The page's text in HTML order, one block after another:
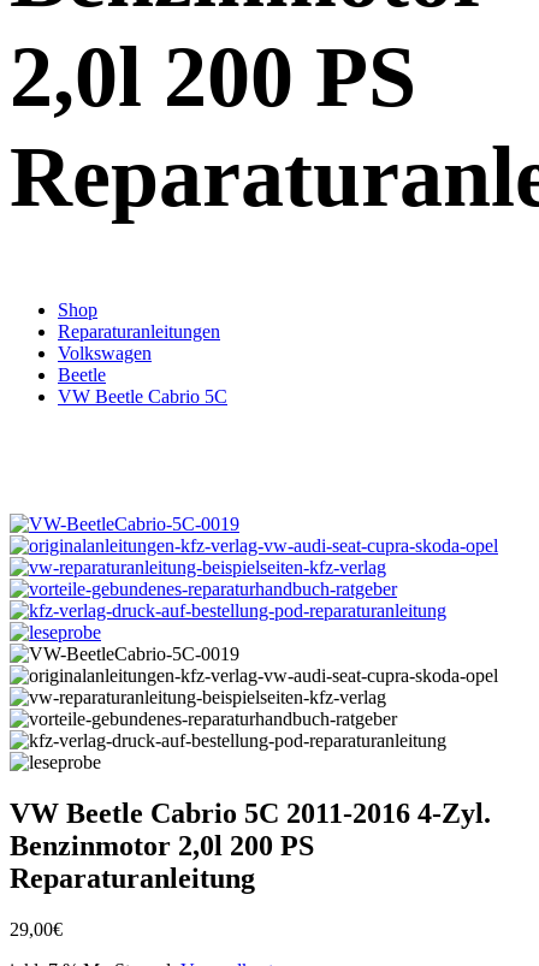
2,0l 200 PS
Shop
Reparaturanleitungen
Volkswagen
Beetle
VW Beetle Cabrio 5C
VW Beetle Cabrio 5C 2011-2016 4-Zyl.
Benzinmotor 2,0l 200 PS
Reparaturanleitung
29,00€